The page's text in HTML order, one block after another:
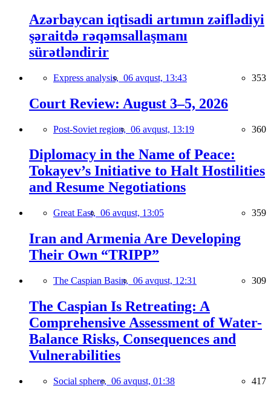
Azərbaycan iqtisadi artımın zəiflədiyi
şəraitdə rəqəmsallaşmanı
sürətləndirir
Express analysis, 06 avqust, 13:43 353
Court Review: August 3–5, 2026
Post-Soviet region, 06 avqust, 13:19 360
Diplomacy in the Name of Peace:
Tokayev’s Initiative to Halt Hostilities
and Resume Negotiations
Great East, 06 avqust, 13:05 359
Iran and Armenia Are Developing
Their Own “TRIPP”
The Caspian Basin, 06 avqust, 12:31 309
The Caspian Is Retreating: A
Comprehensive Assessment of Water-
Balance Risks, Consequences and
Vulnerabilities
Social sphere, 06 avqust, 01:38 417